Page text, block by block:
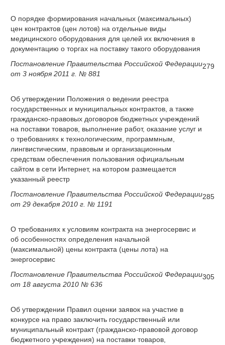
О порядке формирования начальных (максимальных)
цен контрактов (цен лотов) на отдельные виды
медицинского оборудования для целей их включения в
документацию о торгах на поставку такого оборудования
Постановление Правительства Российской Федерации
от 3 ноября 2011 г. № 881
279
Об утверждении Положения о ведении реестра
государственных и муниципальных контрактов, а также
гражданско-правовых договоров бюджетных учреждений
на поставки товаров, выполнение работ, оказание услуг и
о требованиях к технологическим, программным,
лингвистическим, правовым и организационным
средствам обеспечения пользования официальным
сайтом в сети Интернет, на котором размещается
указанный реестр
Постановление Правительства Российской Федерации
от 29 декабря 2010 г. № 1191
285
О требованиях к условиям контракта на энергосервис и
об особенностях определения начальной
(максимальной) цены контракта (цены лота) на
энергосервис
Постановление Правительства Российской Федерации
от 18 августа 2010 № 636
305
Об утверждении Правил оценки заявок на участие в
конкурсе на право заключить государственный или
муниципальный контракт (гражданско-правовой договор
бюджетного учреждения) на поставки товаров,